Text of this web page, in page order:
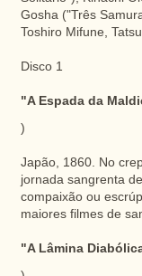
Gosha ("Três
Toshiro Mifune,
Disco 1
"A Espada da
)
Japão, 1860. No
jornada sangrenta
compaixão ou
maiores filmes de
"A Lâmina